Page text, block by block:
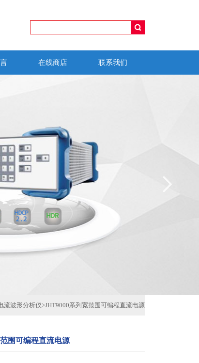
在线商店 联系我们
流波形分析仪>JHT9000系列宽范围可编程直流电源
围可编程直流电源